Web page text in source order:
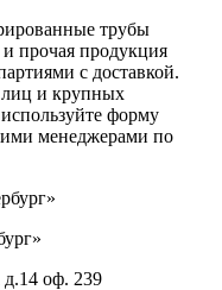
трубы
прочая продукция
с доставкой.
лиц и крупных
форму
менеджерами по
оф. 239